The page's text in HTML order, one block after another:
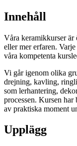
Innehåll
Våra keramikkurser är
eller mer erfaren.
våra kompetenta
Vi går igenom olika
drejning, kavling,
som lerhantering,
processen. Kursen har
av praktiska moment
Upplägg